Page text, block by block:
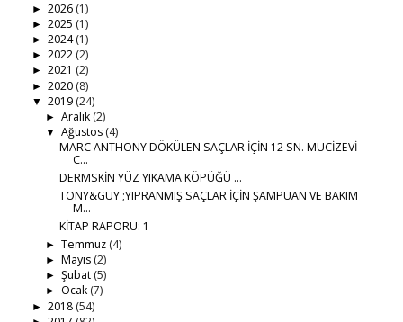
► 2026 (1)
► 2025 (1)
► 2024(1)
► 2022 (2)
► 2021 (2)
► 2020 (8)
▼ 2019 (24)
► Aralık (2)
▼ Ağustos (4)
MARC ANTHONY DÖKÜLEN SAÇLAR İÇİN 12 SN. MUCİZEVİ
C...
DERMSKİN YÜZ YIKAMA KÖPÜĞÜ …
TONY&GUY ;YIPRANMIŞ SAÇLAR İÇİN ŞAMPUAN VE BAKIM
M...
KİTAP RAPORU: 1
► Temmuz (4)
► Mayıs (2)
► Şubat (5)
► Ocak (7)
► 2018 (54)